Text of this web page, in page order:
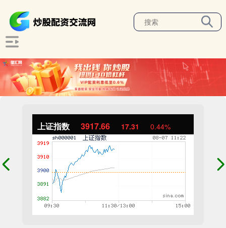
上证指数 3917.66 17.31 0.44%